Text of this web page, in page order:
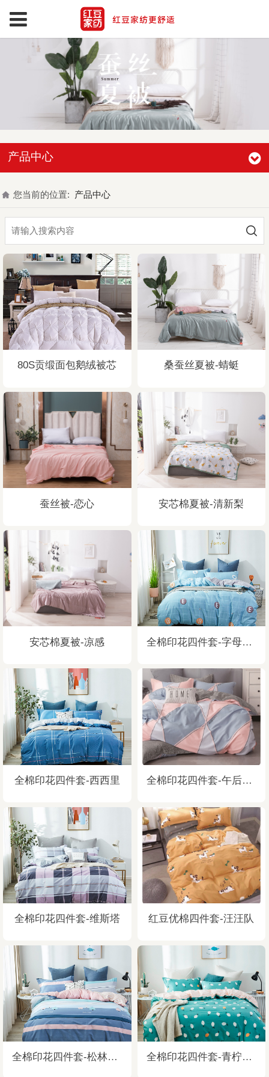
产品中心
您当前的位置: 产品中心
80S贡缎面包鹅绒被芯 桑蚕丝夏被-蜻蜓
蚕丝被-恋心 安芯棉夏被-清新梨
安芯棉夏被-凉感 全棉印花四件套-字母空间
全棉印花四件套-西西里 全棉印花四件套-午后阳光
全棉印花四件套-维斯塔 红豆优棉四件套-汪汪队
全棉印花四件套-松林魅影 全棉印花四件套-青柠乐园